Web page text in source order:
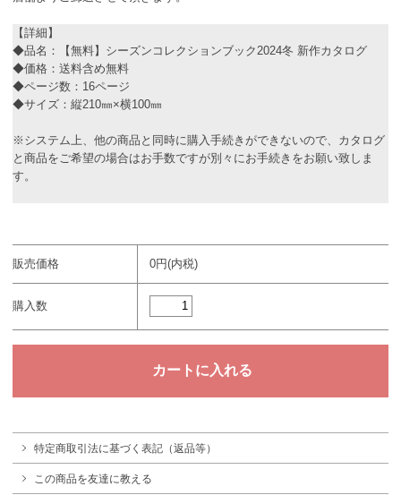
【詳細】
◆品名：【無料】シーズンコレクションブック2024冬 新作カタログ
◆価格：送料含め無料
◆ページ数：16ページ
◆サイズ：縦210㎜×横100㎜
※システム上、他の商品と同時に購入手続きができないので、カタログ
と商品をご希望の場合はお手数ですが別々にお手続きをお願い致しま
す。
販売価格 0円(内税)
購入数
特定商取引法に基づく表記（返品等）
この商品を友達に教える